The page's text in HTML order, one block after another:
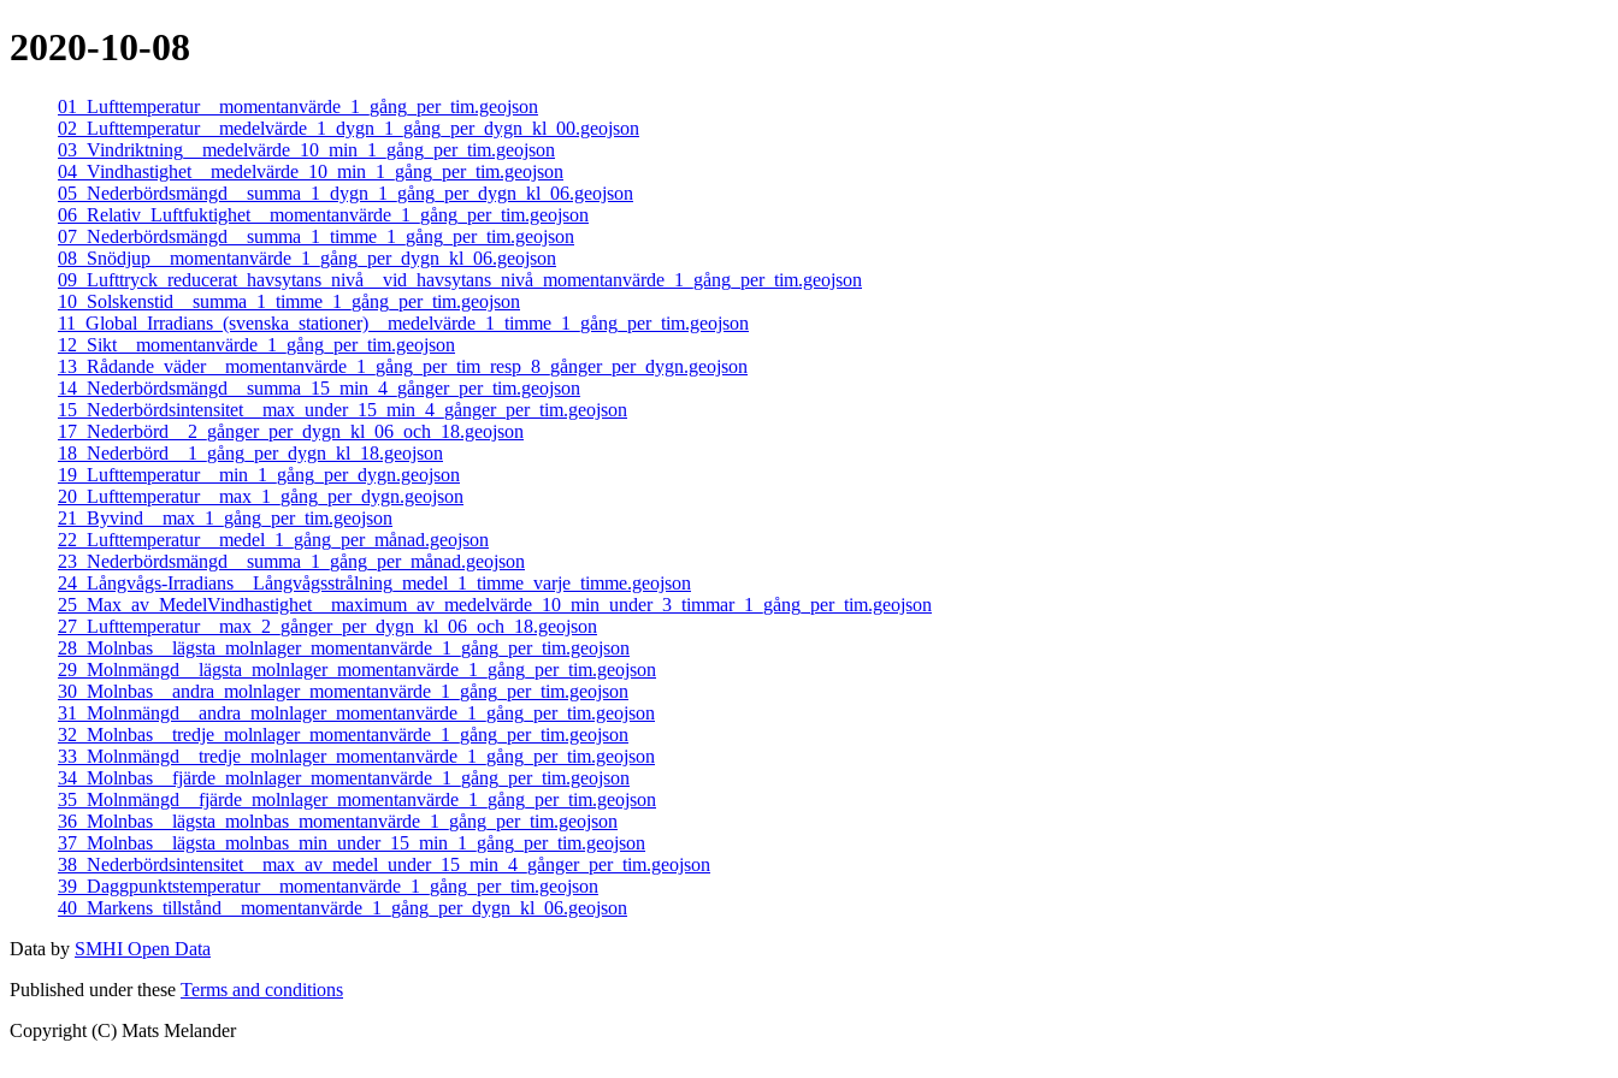
2020-10-08
01_Lufttemperatur__momentanvärde_1_gång_per_tim.geojson
02_Lufttemperatur__medelvärde_1_dygn_1_gång_per_dygn_kl_00.geojson
03_Vindriktning__medelvärde_10_min_1_gång_per_tim.geojson
04_Vindhastighet__medelvärde_10_min_1_gång_per_tim.geojson
05_Nederbördsmängd__summa_1_dygn_1_gång_per_dygn_kl_06.geojson
06_Relativ_Luftfuktighet__momentanvärde_1_gång_per_tim.geojson
07_Nederbördsmängd__summa_1_timme_1_gång_per_tim.geojson
08_Snödjup__momentanvärde_1_gång_per_dygn_kl_06.geojson
09_Lufttryck_reducerat_havsytans_nivå__vid_havsytans_nivå_momentanvärde_1_gång_per_tim.geojson
10_Solskenstid__summa_1_timme_1_gång_per_tim.geojson
11_Global_Irradians_(svenska_stationer)__medelvärde_1_timme_1_gång_per_tim.geojson
12_Sikt__momentanvärde_1_gång_per_tim.geojson
13_Rådande_väder__momentanvärde_1_gång_per_tim_resp_8_gånger_per_dygn.geojson
14_Nederbördsmängd__summa_15_min_4_gånger_per_tim.geojson
15_Nederbördsintensitet__max_under_15_min_4_gånger_per_tim.geojson
17_Nederbörd__2_gånger_per_dygn_kl_06_och_18.geojson
18_Nederbörd__1_gång_per_dygn_kl_18.geojson
19_Lufttemperatur__min_1_gång_per_dygn.geojson
20_Lufttemperatur__max_1_gång_per_dygn.geojson
21_Byvind__max_1_gång_per_tim.geojson
22_Lufttemperatur__medel_1_gång_per_månad.geojson
23_Nederbördsmängd__summa_1_gång_per_månad.geojson
24_Långvågs-Irradians__Långvågsstrålning_medel_1_timme_varje_timme.geojson
25_Max_av_MedelVindhastighet__maximum_av_medelvärde_10_min_under_3_timmar_1_gång_per_tim.geojson
27_Lufttemperatur__max_2_gånger_per_dygn_kl_06_och_18.geojson
28_Molnbas__lägsta_molnlager_momentanvärde_1_gång_per_tim.geojson
29_Molnmängd__lägsta_molnlager_momentanvärde_1_gång_per_tim.geojson
30_Molnbas__andra_molnlager_momentanvärde_1_gång_per_tim.geojson
31_Molnmängd__andra_molnlager_momentanvärde_1_gång_per_tim.geojson
32_Molnbas__tredje_molnlager_momentanvärde_1_gång_per_tim.geojson
33_Molnmängd__tredje_molnlager_momentanvärde_1_gång_per_tim.geojson
34_Molnbas__fjärde_molnlager_momentanvärde_1_gång_per_tim.geojson
35_Molnmängd__fjärde_molnlager_momentanvärde_1_gång_per_tim.geojson
36_Molnbas__lägsta_molnbas_momentanvärde_1_gång_per_tim.geojson
37_Molnbas__lägsta_molnbas_min_under_15_min_1_gång_per_tim.geojson
38_Nederbördsintensitet__max_av_medel_under_15_min_4_gånger_per_tim.geojson
39_Daggpunktstemperatur__momentanvärde_1_gång_per_tim.geojson
40_Markens_tillstånd__momentanvärde_1_gång_per_dygn_kl_06.geojson
Data by SMHI Open Data
Published under these Terms and conditions
Copyright (C) Mats Melander